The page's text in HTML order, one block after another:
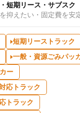
短期リース・サブスク
抑えたい・固定費を安
短期リーストラック
一般・資源ごみパッ
ー
応トラック
トラック